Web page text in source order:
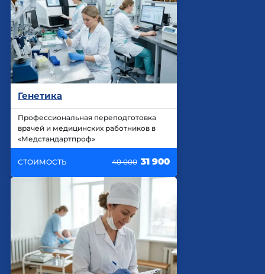
Генетика
Профессиональная переподготовка
врачей и медицинских работников в
«Медстандартпроф»
СТОИМОСТЬ 40 000 31 900